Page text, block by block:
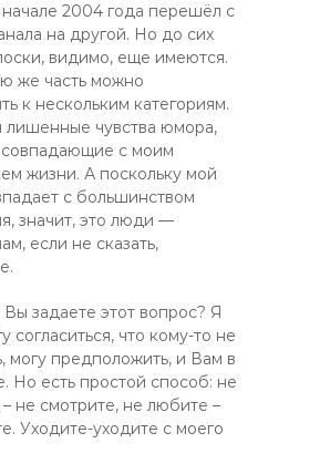
начале 2004 года перешёл с
на другой. Но до сих
видимо, еще имеются.
же часть можно
к нескольким категориям.
лишенные чувства юмора,
с моим
жизни. А поскольку мой
с большинством
значит, это люди —
если не сказать,
задаете этот вопрос? Я
согласиться, что кому-то не
могу предположить, и Вам в
Но есть простой способ: не
– не смотрите, не любите –
Уходите-уходите с моего